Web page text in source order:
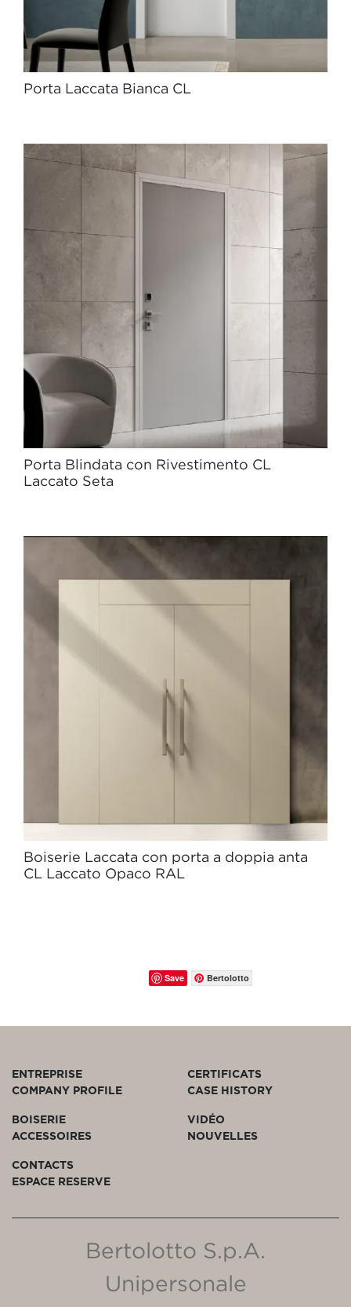
Porta Laccata Bianca CL
Porta Blindata con Rivestimento CL
Laccato Seta
Boiserie Laccata con porta a doppia anta
CL Laccato Opaco RAL
Save Bertolotto
ENTREPRISE
COMPANY PROFILE
CERTIFICATS
CASE HISTORY
BOISERIE
ACCESSOIRES
VIDÉO
NOUVELLES
CONTACTS
ESPACE RESERVE
Bertolotto S.p.A.
Unipersonale